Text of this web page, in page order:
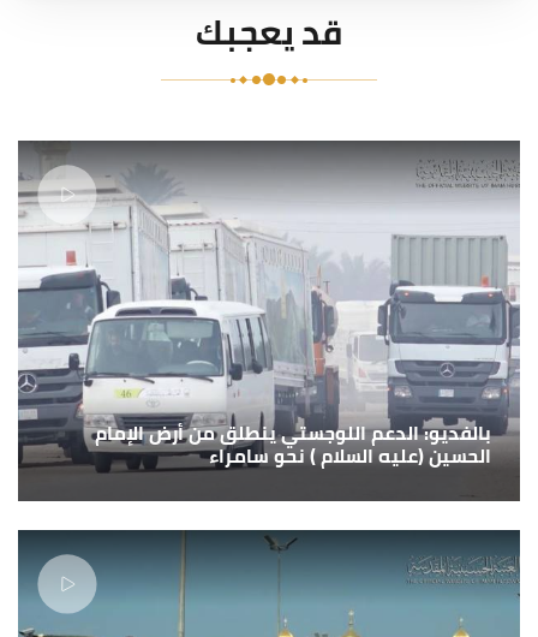
قد يعجبك
بالفديو: الدعم اللوجستي ينطلق من أرض الإمام
الحسين (عليه السلام ) نحو سامراء